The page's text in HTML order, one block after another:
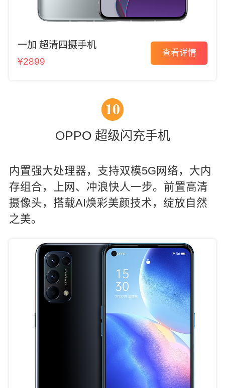
一加 超清四摄手机
¥2899
查看详情
10
OPPO 超级闪充手机
内置强大处理器，支持双模5G网络，大内
存组合，上网、冲浪快人一步。前置高清
摄像头，搭载AI焕彩美颜技术，绽放自然
之美。